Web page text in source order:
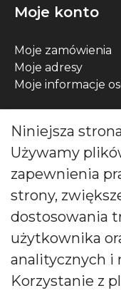
Moje konto
Moje zamówienia
Moje adresy
Moje informacje
Kontakt
ul. Wójcicka 12,
Zadzwoń do
0048 71 313 91
biuro@bartek-
Niniejsza
Używamy
zapewnienia
strony,
dostosowania
użytkownika
analitycznych i
Korzystanie z